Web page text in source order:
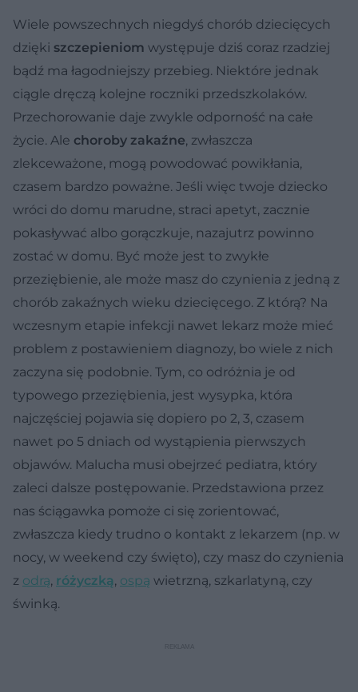
Wiele powszechnych niegdyś chorób dziecięcych
dzięki szczepieniom występuje dziś coraz rzadziej
bądź ma łagodniejszy przebieg. Niektóre jednak
ciągle dręczą kolejne roczniki przedszkolaków.
Przechorowanie daje zwykle odporność na całe
życie. Ale choroby zakaźne, zwłaszcza
zlekceważone, mogą powodować powikłania,
czasem bardzo poważne. Jeśli więc twoje dziecko
wróci do domu marudne, straci apetyt, zacznie
pokasływać albo gorączkuje, nazajutrz powinno
zostać w domu. Być może jest to zwykłe
przeziębienie, ale może masz do czynienia z jedną z
chorób zakaźnych wieku dziecięcego. Z którą? Na
wczesnym etapie infekcji nawet lekarz może mieć
problem z postawieniem diagnozy, bo wiele z nich
zaczyna się podobnie. Tym, co odróżnia je od
typowego przeziębienia, jest wysypka, która
najczęściej pojawia się dopiero po 2, 3, czasem
nawet po 5 dniach od wystąpienia pierwszych
objawów. Malucha musi obejrzeć pediatra, który
zaleci dalsze postępowanie. Przedstawiona przez
nas ściągawka pomoże ci się zorientować,
zwłaszcza kiedy trudno o kontakt z lekarzem (np. w
nocy, w weekend czy święto), czy masz do czynienia
z odrą, różyczką, ospą wietrzną, szkarlatyną, czy
świnką.